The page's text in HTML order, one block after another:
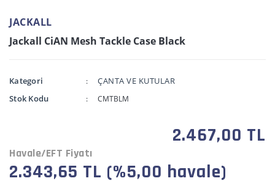
JACKALL
Jackall CiAN Mesh Tackle Case Black
Kategori
ÇANTA VE KUTULAR
Stok Kodu
CMTBLM
2.467,00 TL
Havale/EFT Fiyatı
2.343,65 TL (%5,00 havale)